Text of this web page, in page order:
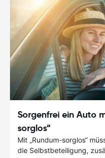
Sorgenfrei ein Auto
sorglos“
Mit „Rundum-sorglos“
die Selbstbeteiligung,